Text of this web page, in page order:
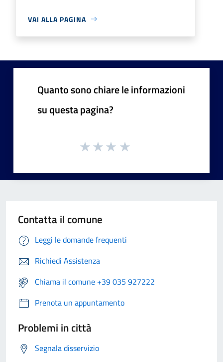
VAI ALLA PAGINA
Quanto sono chiare le informazioni
su questa pagina?
Contatta il comune
Leggi le domande frequenti
Richiedi Assistenza
Chiama il comune +39 035 927222
Prenota un appuntamento
Problemi in città
Segnala disservizio